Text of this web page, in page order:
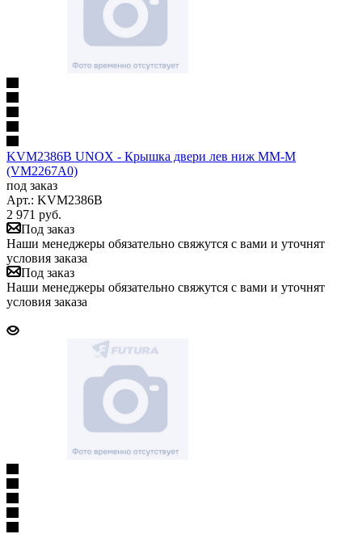
KVM2386B UNOX - Крышка двери лев ниж ММ-М
(VM2267A0)
под заказ
Арт.: KVM2386B
2 971 руб.
Под заказ
Наши менеджеры обязательно свяжутся с вами и уточнят
условия заказа
Под заказ
Наши менеджеры обязательно свяжутся с вами и уточнят
условия заказа